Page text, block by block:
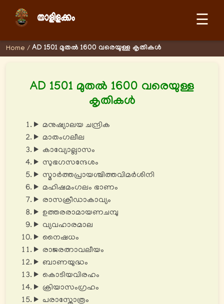
☰
Home / AD 1501 മുതല്‍ 1600 വരെയുള്ള കൃതികള്‍
AD 1501 മുതല്‍ 1600 വരെയുള്ള
കൃതികള്‍
മനുഷ്യാലയ ചന്ദ്രിക
മാതംഗലീല
കാവ്യോല്ലാസം
സുഭഗസന്ദേശം
സ്മാർത്തപ്രായശ്ചിത്തവിമർശിനി
മഹിഷമംഗലം ഭാണം
രാസക്രീഡാകാവ്യം
ഉത്തരരാമായണചമ്പു
വ്യവഹാരമാല
നൈഷധം
രാജരത്നാവലീയം
ബാണയുദ്ധം
കൊടിയവിരഹം
ക്രിയാസംഗ്രഹം
പരാസ്തോത്രം